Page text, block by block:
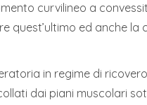
curvilineo a
quest’ultimo ed anche la
in regime di
dai piani muscolari